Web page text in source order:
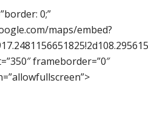
0;”
maps/embed?
frameborder=”0″